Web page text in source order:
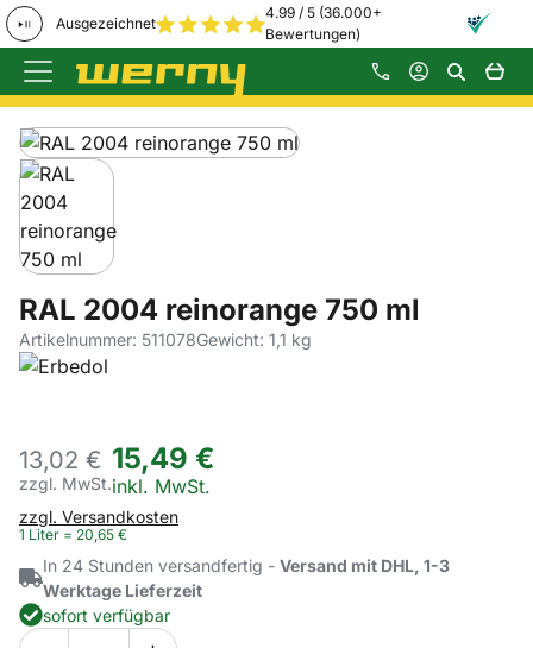
Ausgezeichnet
4.99 / 5 (36.000+
Bewertungen)
Zum Hauptinhalt springen
Produktgalerie
Zur Kaufbox springen
RAL 2004 reinorange 750 ml
Artikelnummer: 511078Gewicht: 1,1 kg
13,02 €
zzgl. MwSt.
15,49 €
Steuerhinweis:
inkl. MwSt.
zzgl. Versandkosten
1 Liter = 20 65 €
In 24 Stunden versandfertig - Versand mit DHL, 1-3
Werktage Lieferzeit
sofort verfügbar